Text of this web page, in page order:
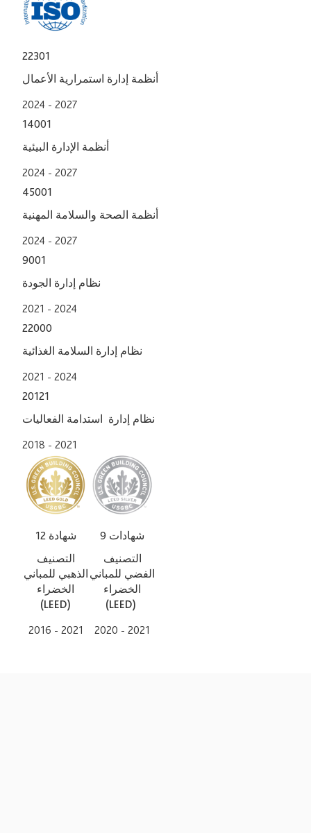
22301
أنظمة إدارة استمرارية الأعمال
2024 - 2027
14001
أنظمة الإدارة البيئية
2024 - 2027
45001
أنظمة الصحة والسلامة المهنية
2024 - 2027
9001
نظام إدارة الجودة
2021 - 2024
22000
نظام إدارة السلامة الغذائية
2021 - 2024
20121
نظام إدارة استدامة الفعاليات
2018 - 2021
12 شهادة
التصنيف
الذهبي للمباني
الخضراء
(LEED)
2016 - 2021
9 شهادات
التصنيف
الفضي للمباني
الخضراء
(LEED)
2020 - 2021